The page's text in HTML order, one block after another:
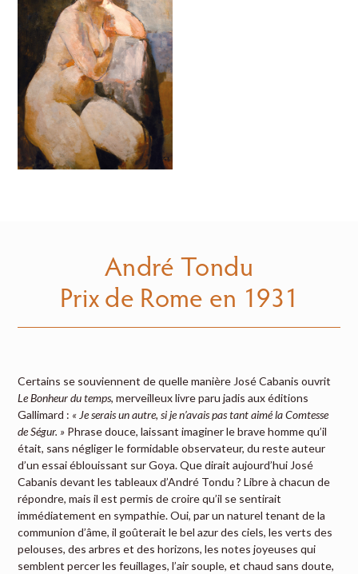
André Tondu
Prix de Rome en 1931
Certains se souviennent de quelle manière José Cabanis ouvrit
Le Bonheur du temps, merveilleux livre paru jadis aux éditions
Gallimard : « Je serais un autre, si je n’avais pas tant aimé la Comtesse
de Ségur. » Phrase douce, laissant imaginer le brave homme qu’il
était, sans négliger le formidable observateur, du reste auteur
d’un essai éblouissant sur Goya. Que dirait aujourd’hui José
Cabanis devant les tableaux d’André Tondu ? Libre à chacun de
répondre, mais il est permis de croire qu’il se sentirait
immédiatement en sympathie. Oui, par un naturel tenant de la
communion d’âme, il goûterait le bel azur des ciels, les verts des
pelouses, des arbres et des horizons, les notes joyeuses qui
semblent percer les feuillages, l’air souple, et chaud sans doute,